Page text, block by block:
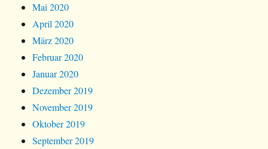
Mai 2020
April 2020
März 2020
Februar 2020
Januar 2020
Dezember 2019
November 2019
Oktober 2019
September 2019